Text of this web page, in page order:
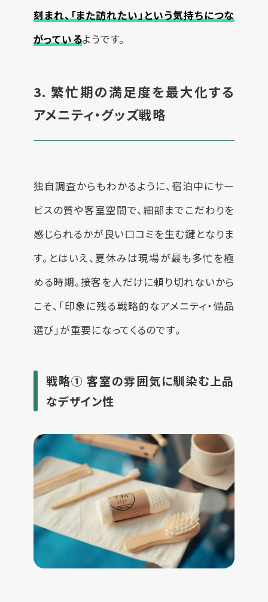
刻まれ、「また訪れたい」という気持ちにつな
がっているようです。
3. 繁忙期の満足度を最大化する
アメニティ・グッズ戦略
独自調査からもわかるように、宿泊中にサー
ビスの質や客室空間で、細部までこだわりを
感じられるかが良い口コミを生む鍵となりま
す。とはいえ、夏休みは現場が最も多忙を極
める時期。接客を人だけに頼り切れないから
こそ、「印象に残る戦略的なアメニティ・備品
選び」が重要になってくるのです。
戦略① 客室の雰囲気に馴染む上品
なデザイン性